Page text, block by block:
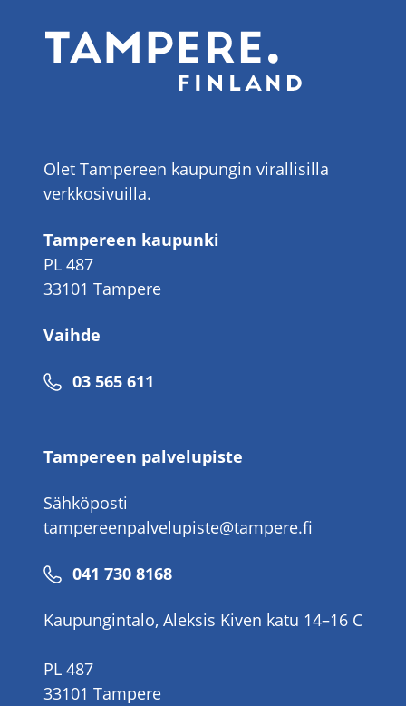
Olet Tampereen kaupungin virallisilla
verkkosivuilla.
Tampereen kaupunki
PL 487
33101 Tampere
Vaihde
Puhelinnumero
03 565 611
Tampereen palvelupiste
Sähköposti
tampereenpalvelupiste@tampere.fi
Puhelinnumero
041 730 8168
Kaupungintalo, Aleksis Kiven katu 14–16 C
PL 487
33101 Tampere